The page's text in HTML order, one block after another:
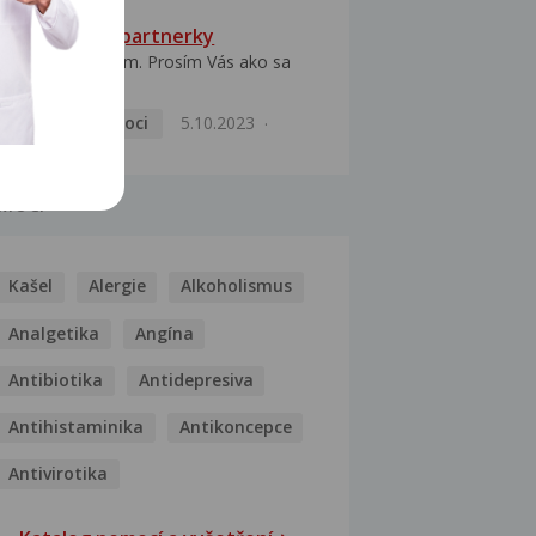
HPV typ 52 u partnerky
Dobrý deň prajem. Prosím Vás ako sa
Pohlavní nemoci
5.10.2023
Kašel Alergie Alkoholismus
Analgetika Angína
Antibiotika Antidepresiva
Antihistaminika Antikoncepce
Antivirotika